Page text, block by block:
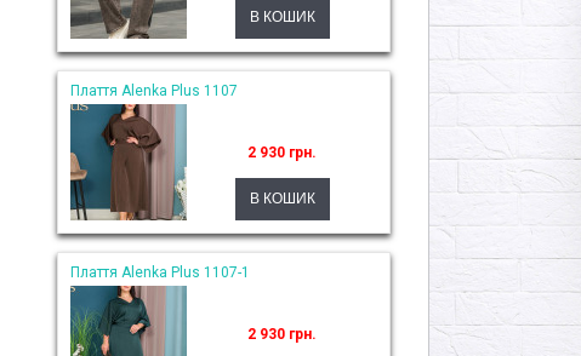
Плаття Alenka Plus 1107
2 930 грн.
Плаття Alenka Plus 1107-1
2 930 грн.